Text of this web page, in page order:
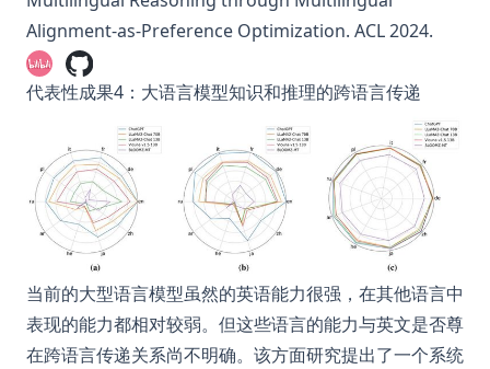
Alignment-as-Preference Optimization. ACL 2024.
代表性成果4：大语言模型知识和推理的跨语言传递
当前的大型语言模型虽然的英语能力很强，在其他语言中
表现的能力都相对较弱。但这些语言的能力与英文是否尊
在跨语言传递关系尚不明确。该方面研究提出了一个系统